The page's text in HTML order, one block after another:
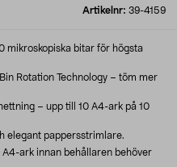
Artikelnr: 39-4159
mikroskopiska bitar för högsta
Rotation Technology – töm mer
– upp till 10 A4-ark på 10
elegant pappersstrimlare.
ark innan behållaren behöver